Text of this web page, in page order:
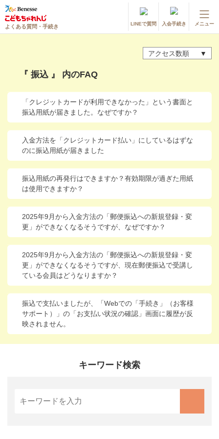
よくある質問・手続き LINEで質問 入会手続き メニュー
よくある質問・お問い合わせ
カテゴリーから探す
お問い合わせ窓口
他の講座のよくある質問・手続きはこちら
進研ゼミ 小学講座
進研ゼミ 中学講座 中高一貫
進研ゼミ 高校講座
こどもちゃれんじのご紹介はこちら
アクセス数順
『 振込 』 内のFAQ
「クレジットカードが利用できなかった」という書面と
振込用紙が届きました。なぜですか？
入金方法を「クレジットカード払い」にしているはずな
のに振込用紙が届きました
振込用紙の再発行はできますか？有効期限が過ぎた用紙
は使用できますか？
2025年9月から入金方法の「郵便振込への新規登録・変
更」ができなくなるそうですが、なぜですか？
2025年9月から入金方法の「郵便振込への新規登録・変
更」ができなくなるそうですが、現在郵便振込で受講し
ている会員はどうなりますか？
振込で支払いましたが、「Webでの「手続き」（お客様
サポート）」の「お支払い状況の確認」画面に履歴が反
映されません。
キーワード検索